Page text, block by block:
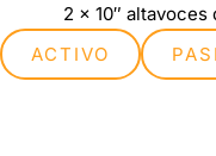
2 x 10″ altavoces
ACTIVO